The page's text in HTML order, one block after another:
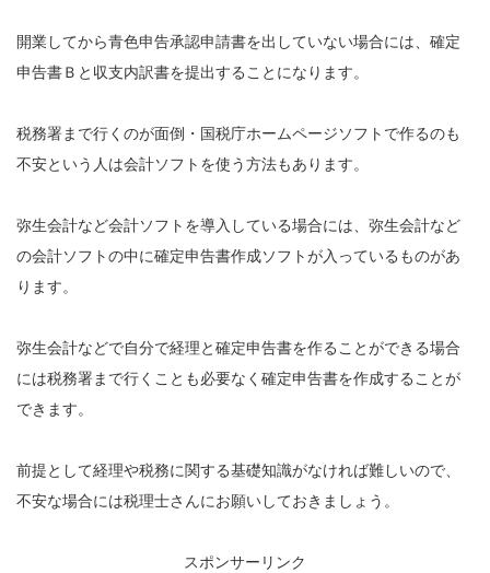
開業してから青色申告承認申請書を出していない場合には、確定
申告書Ｂと収支内訳書を提出することになります。
税務署まで行くのが面倒・国税庁ホームページソフトで作るのも
不安という人は会計ソフトを使う方法もあります。
弥生会計など会計ソフトを導入している場合には、弥生会計など
の会計ソフトの中に確定申告書作成ソフトが入っているものがあ
ります。
弥生会計などで自分で経理と確定申告書を作ることができる場合
には税務署まで行くことも必要なく確定申告書を作成することが
できます。
前提として経理や税務に関する基礎知識がなければ難しいので、
不安な場合には税理士さんにお願いしておきましょう。
スポンサーリンク